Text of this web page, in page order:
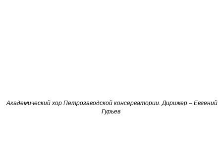
Академический хор Петрозаводской консерватории. Дирижер – Евгений
Гурьев